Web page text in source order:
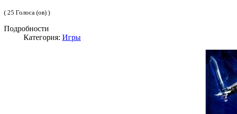
( 25 Голоса (ов) )
Подробности
Категория: Игры